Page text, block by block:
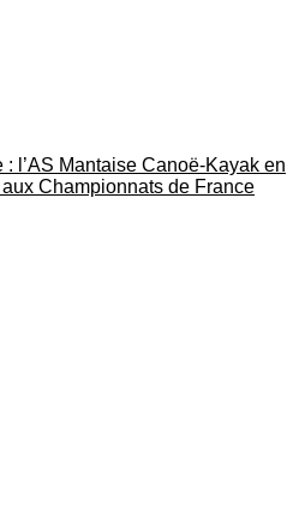
: l’AS Mantaise Canoë‑Kayak en
Championnats de France